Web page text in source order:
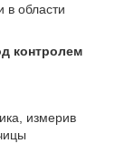
в области
контролем
измерив